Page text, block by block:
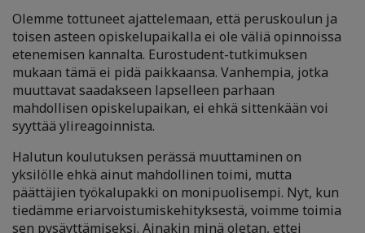
Olemme tottuneet ajattelemaan, että peruskoulun ja
toisen asteen opiskelupaikalla ei ole väliä opinnoissa
etenemisen kannalta. Eurostudent-tutkimuksen
mukaan tämä ei pidä paikkaansa. Vanhempia, jotka
muuttavat saadakseen lapselleen parhaan
mahdollisen opiskelupaikan, ei ehkä sittenkään voi
syyttää ylireagoinnista.
Halutun koulutuksen perässä muuttaminen on
yksilölle ehkä ainut mahdollinen toimi, mutta
päättäjien työkalupakki on monipuolisempi. Nyt, kun
tiedämme eriarvoistumiskehityksestä, voimme toimia
sen pysäyttämiseksi. Ainakin minä oletan, ettei